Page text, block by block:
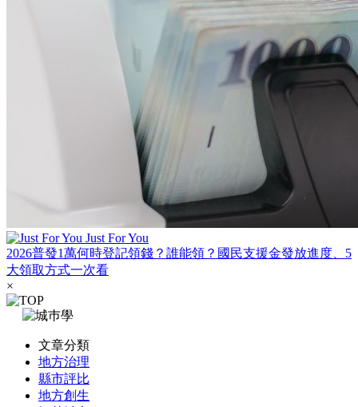
Just For You
2026普發1萬何時登記領錢？誰能領？國民支援金發放進度、5
大領取方式一次看
×
文章分類
地方治理
縣市評比
地方創生